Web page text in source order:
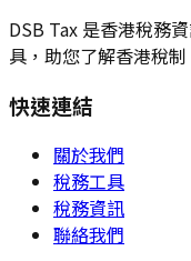
DSB Tax 是香港稅務
具，助您了解香港稅制
快速連結
關於我們
稅務工具
稅務資訊
聯絡我們